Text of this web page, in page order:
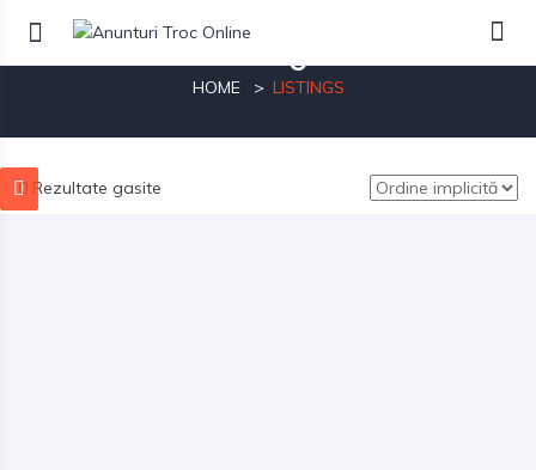
Listings
HOME LISTINGS
0 Rezultate gasite